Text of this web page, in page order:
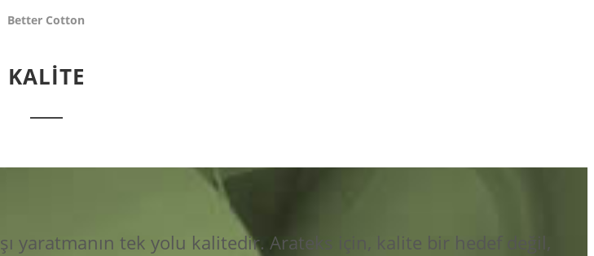
Better Cotton
KALITE
yaratmanın tek yolu kalitedir. Arateks için, kalite bir hedef değil,